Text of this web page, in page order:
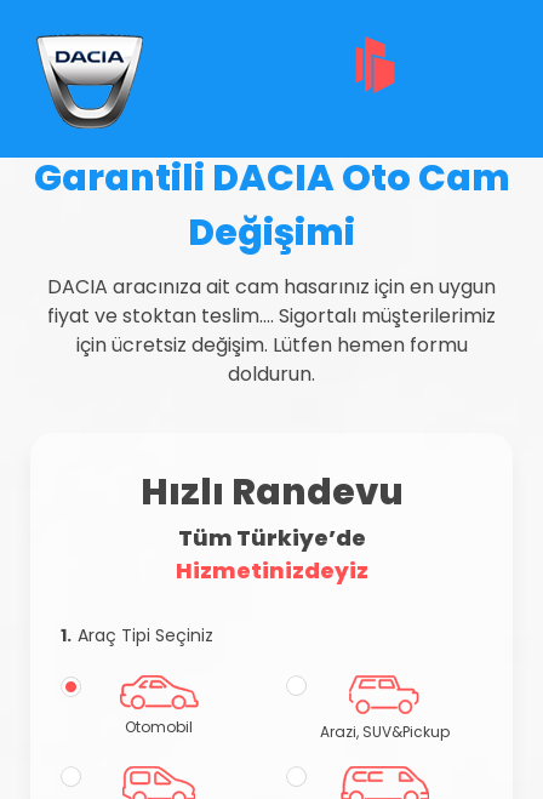
Garantili DACIA Oto Cam
Değişimi
DACIA aracınıza ait cam hasarınız için en uygun
fiyat ve stoktan teslim…. Sigortalı müşterilerimiz
için ücretsiz değişim. Lütfen hemen formu
doldurun.
Hızlı Randevu
Tüm Türkiye’de
Hizmetinizdeyiz
1. Araç Tipi Seçiniz
Otomobil Arazi, SUV&Pickup